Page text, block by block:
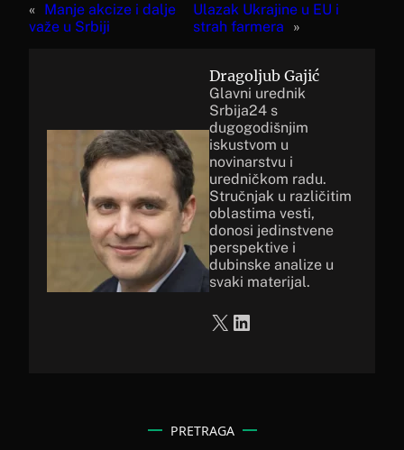
« Manje akcize i dalje
važe u Srbiji
Ulazak Ukrajine u EU i
strah farmera
»
Dragoljub Gajić
Glavni urednik
Srbija24 s
dugogodišnjim
iskustvom u
novinarstvu i
uredničkom radu.
Stručnjak u različitim
oblastima vesti,
donosi jedinstvene
perspektive i
dubinske analize u
svaki materijal.
X LinkedIn
PRETRAGA